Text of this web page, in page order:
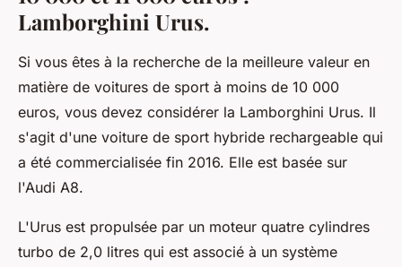
Lamborghini Urus.
Si vous êtes à la recherche de la meilleure valeur en
matière de voitures de sport à moins de 10 000
euros, vous devez considérer la Lamborghini Urus. Il
s'agit d'une voiture de sport hybride rechargeable qui
a été commercialisée fin 2016. Elle est basée sur
l'Audi A8.
L'Urus est propulsée par un moteur quatre cylindres
turbo de 2,0 litres qui est associé à un système